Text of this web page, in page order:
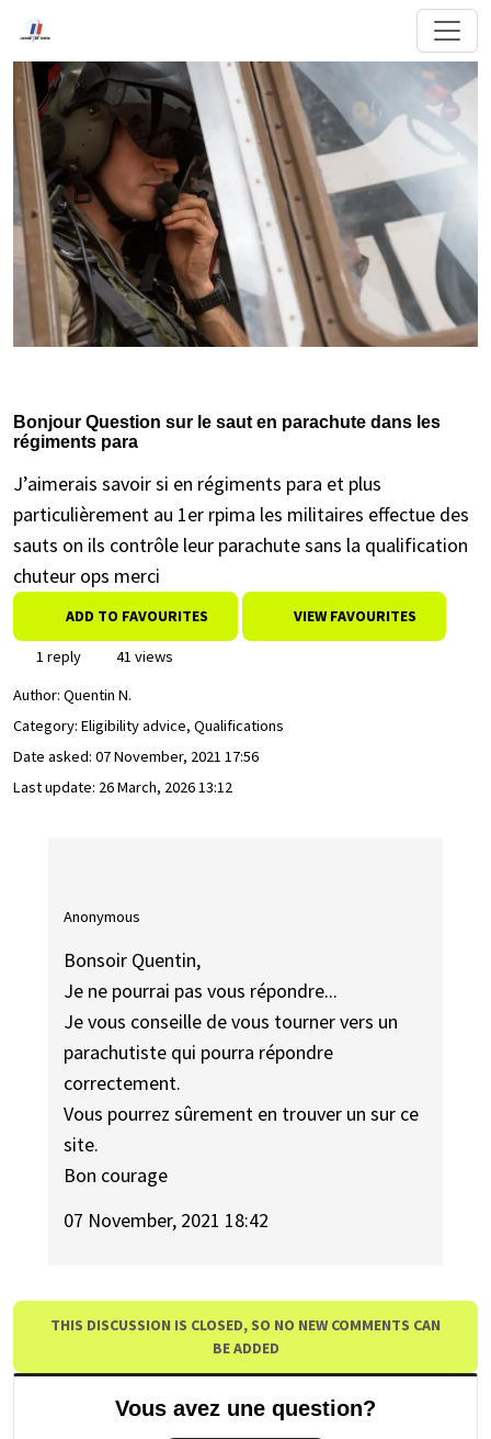
Bonjour Question sur le saut en parachute dans les
régiments para
J’aimerais savoir si en régiments para et plus
particulièrement au 1er rpima les militaires effectue des
sauts on ils contrôle leur parachute sans la qualification
chuteur ops merci
ADD TO FAVOURITES VIEW FAVOURITES
1 reply
41 views
Author: Quentin N.
Category: Eligibility advice, Qualifications
Date asked: 07 November, 2021 17:56
Last update: 26 March, 2026 13:12
Anonymous
Bonsoir Quentin,
Je ne pourrai pas vous répondre...
Je vous conseille de vous tourner vers un
parachutiste qui pourra répondre
correctement.
Vous pourrez sûrement en trouver un sur ce
site.
Bon courage
07 November, 2021 18:42
THIS DISCUSSION IS CLOSED, SO NO NEW COMMENTS CAN
BE ADDED
Vous avez une question?